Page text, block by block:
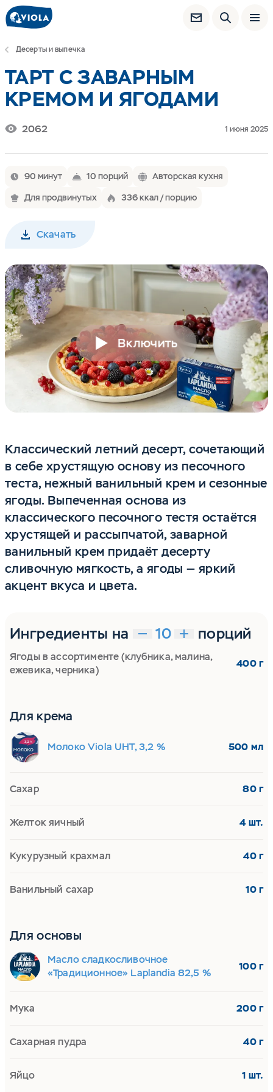
Десерты и выпечка
ТАРТ С ЗАВАРНЫМ
КРЕМОМ И ЯГОДАМИ
2062 1 июня 2025
90 минут 10 порций
Авторская кухня
Для продвинутых
336 ккал / порцию
Скачать
Включить
Классический летний десерт, сочетающий
в себе хрустящую основу из песочного
теста, нежный ванильный крем и сезонные
ягоды. Выпеченная основа из
классического песочного тестя остаётся
хрустящей и рассыпчатой, заварной
ванильный крем придаёт десерту
сливочную мягкость, а ягоды — яркий
акцент вкуса и цвета.
Ингредиенты на порций
Ягоды в ассортименте (клубника, малина,
ежевика, черника)
400 г
Для крема
Молоко Viola UHT, 3,2 % 500 мл
Сахар 80 г
Желток яичный 4 шт.
Кукурузный крахмал 40 г
Ванильный сахар 10 г
Для основы
Масло сладкосливочное
«Традиционное» Laplandia 82,5 %
100 г
Мука 200 г
Сахарная пудра 40 г
Яйцо 1 шт.